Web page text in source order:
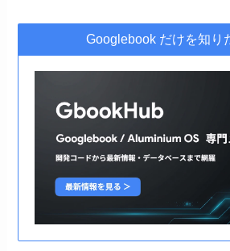
Googlebook だけを知り